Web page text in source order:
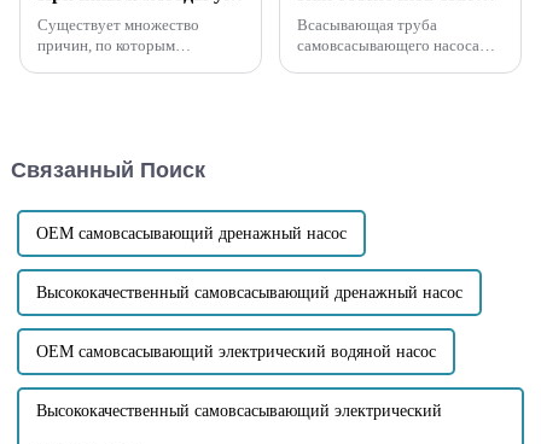
Существует множество
причин, по которым
неисправности и пути их
ингаляционном
трубопроводе: Чтобы
устранить утечку в
ингаляционном
трубопроводе...
Всасывающая труба
самовсасывающего насоса
Связанный Поиск
OEM самовсасывающий дренажный насос
Высококачественный самовсасывающий дренажный насос
OEM самовсасывающий электрический водяной насос
Высококачественный самовсасывающий электрический